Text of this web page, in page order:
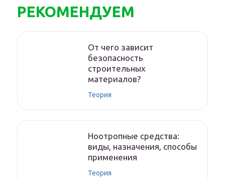
РЕКОМЕНДУЕМ
От чего зависит
безопасность
строительных
материалов?
Теория
Ноотропные средства:
виды, назначения, способы
применения
Теория